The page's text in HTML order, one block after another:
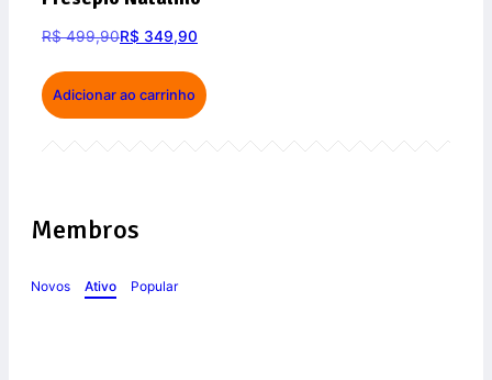
R$499,90R$ 349,90
Adicionar ao carrinho
Membros
Novos Ativo Popular